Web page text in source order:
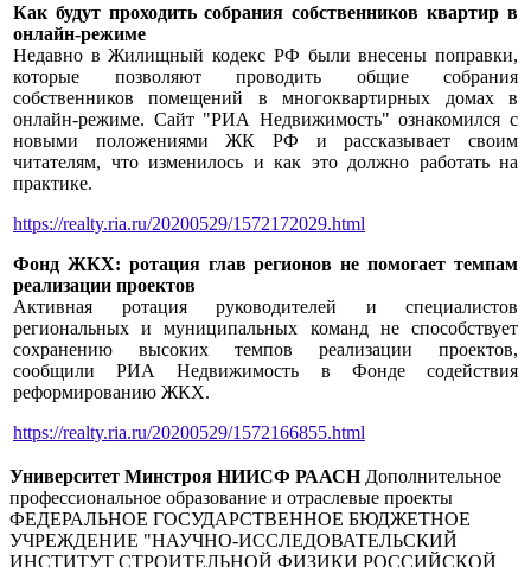
Как будут проходить собрания собственников квартир в
онлайн-режиме
Недавно в Жилищный кодекс РФ были внесены поправки,
которые позволяют проводить общие собрания
собственников помещений в многоквартирных домах в
онлайн-режиме. Сайт "РИА Недвижимость" ознакомился с
новыми положениями ЖК РФ и рассказывает своим
читателям, что изменилось и как это должно работать на
практике.
https://realty.ria.ru/20200529/1572172029.html
Фонд ЖКХ: ротация глав регионов не помогает темпам
реализации проектов
Активная ротация руководителей и специалистов
региональных и муниципальных команд не способствует
сохранению высоких темпов реализации проектов,
сообщили РИА Недвижимость в Фонде содействия
реформированию ЖКХ.
https://realty.ria.ru/20200529/1572166855.html
Университет Минстроя НИИСФ РААСН Дополнительное
профессиональное образование и отраслевые проекты
ФЕДЕРАЛЬНОЕ ГОСУДАРСТВЕННОЕ БЮДЖЕТНОЕ
УЧРЕЖДЕНИЕ "НАУЧНО-ИССЛЕДОВАТЕЛЬСКИЙ
ИНСТИТУТ СТРОИТЕЛЬНОЙ ФИЗИКИ РОССИЙСКОЙ